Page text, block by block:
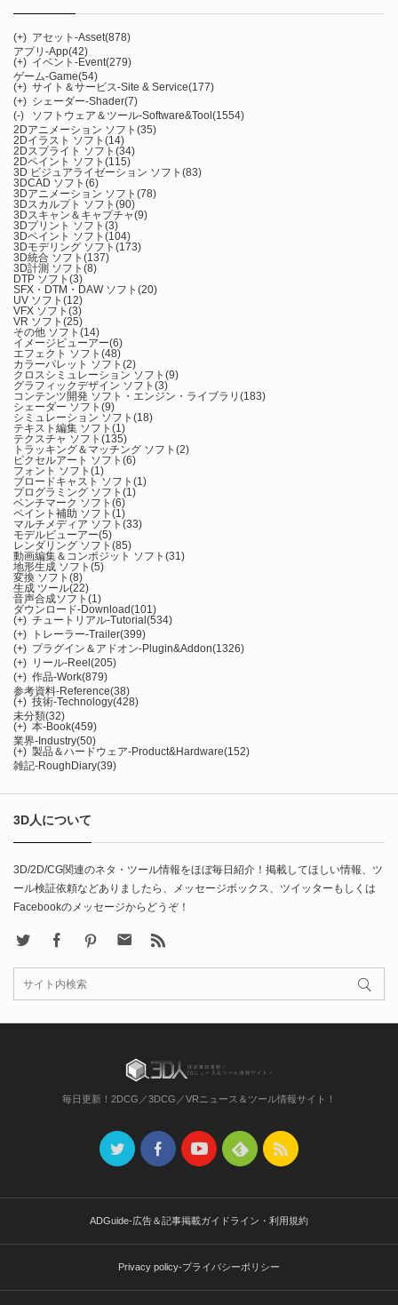
(+) アセット-Asset(878)
アプリ-App(42)
(+) イベント-Event(279)
ゲーム-Game(54)
(+) サイト＆サービス-Site & Service(177)
(+) シェーダー-Shader(7)
(-)
ソフトウェア＆ツール-Software&Tool (1554)
2Dアニメーション ソフト (35)
2Dイラスト ソフト (14)
2Dスプライト ソフト (34)
2Dペイント ソフト (115)
3D ビジュアライゼーション ソフト (83)
3DCAD ソフト (6)
3Dアニメーション ソフト (78)
3Dスカルプト ソフト (90)
3Dスキャン＆キャプチャ(9)
3Dプリント ソフト (3)
3Dペイント ソフト (104)
3Dモデリング ソフト (173)
3D統合 ソフト (137)
3D計測 ソフト (8)
DTP ソフト (3)
SFX・DTM・DAW ソフト (20)
UV ソフト (12)
VFX ソフト (3)
VR ソフト (25)
その他 ソフト (14)
イメージビューアー(6)
エフェクト ソフト (48)
カラーパレット ソフト (2)
クロスシミュレーション ソフト (9)
グラフィックデザイン ソフト (3)
コンテンツ開発 ソフト・エンジン・ライブラリ (183)
シェーダー ソフト (9)
シミュレーション ソフト (18)
テキスト編集 ソフト (1)
テクスチャ ソフト (135)
トラッキング＆マッチング ソフト (2)
ピクセルアート ソフト (6)
フォント ソフト (1)
ブロードキャスト ソフト (1)
プログラミング ソフト (1)
ベンチマーク ソフト (6)
ペイント補助 ソフト (1)
マルチメディア ソフト (33)
モデルビューアー(5)
レンダリング ソフト (85)
動画編集＆コンポジット ソフト (31)
地形生成 ソフト (5)
変換 ソフト (8)
生成 ツール(22)
音声合成ソフト (1)
ダウンロード-Download(101)
(+) チュートリアル-Tutorial (534)
(+)
トレーラー-Trailer(399)
(+) プラグイン＆アドオン-Plugin&Addon(1326)
(+) リール-Reel (205)
(+) 作品-Work(879)
参考資料-Reference(38)
(+) 技術-Technology(428)
未分類(32)
(+) 本-Book(459)
業界-Industry(50)
(+) 製品＆ハードウェア-Product&Hardware(152)
雑記-RoughDiary(39)
3D人について
3D/2D/CG関連のネタ・ツール情報をほぼ毎日紹介！掲載してほしい情報、ツ
ール検証依頼などありましたら、メッセージボックス、ツイッターもしくは
Facebookのメッセージからどうぞ！
FacebookPinterest Contact
毎日更新！2DCG／3DCG／VRニュース＆ツール情報サイト！
ADGuide-広告＆記事掲載ガイドライン・利用規約
Privacy policy-プライバシーポリシー